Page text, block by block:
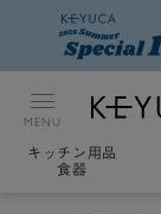
MENU
キッチン用品
食器